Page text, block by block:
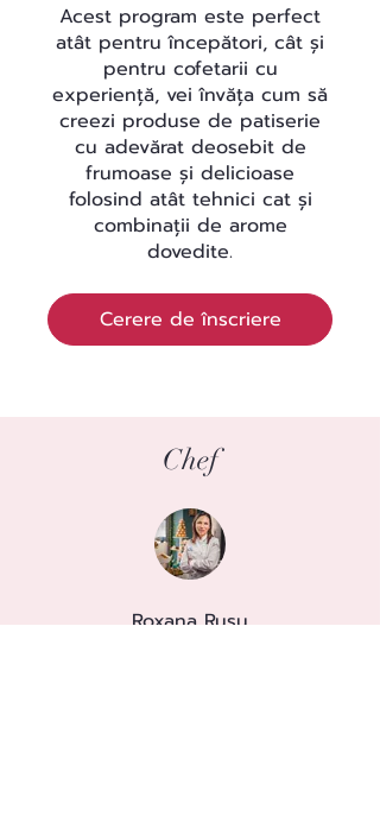
Acest program este perfect
atât pentru începători, cât și
pentru cofetarii cu
experiență, vei învăța cum să
creezi produse de patiserie
cu adevărat deosebit de
frumoase și delicioase
folosind atât tehnici cat și
combinații de arome
dovedite.
Cerere de înscriere
Chef
Roxana Rusu